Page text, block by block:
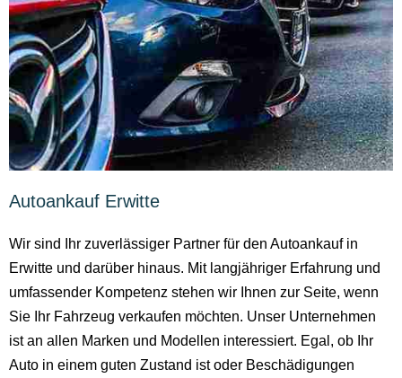
Autoankauf Erwitte
Wir sind Ihr zuverlässiger Partner für den Autoankauf in
Erwitte und darüber hinaus. Mit langjähriger Erfahrung und
umfassender Kompetenz stehen wir Ihnen zur Seite, wenn
Sie Ihr Fahrzeug verkaufen möchten. Unser Unternehmen
ist an allen Marken und Modellen interessiert. Egal, ob Ihr
Auto in einem guten Zustand ist oder Beschädigungen